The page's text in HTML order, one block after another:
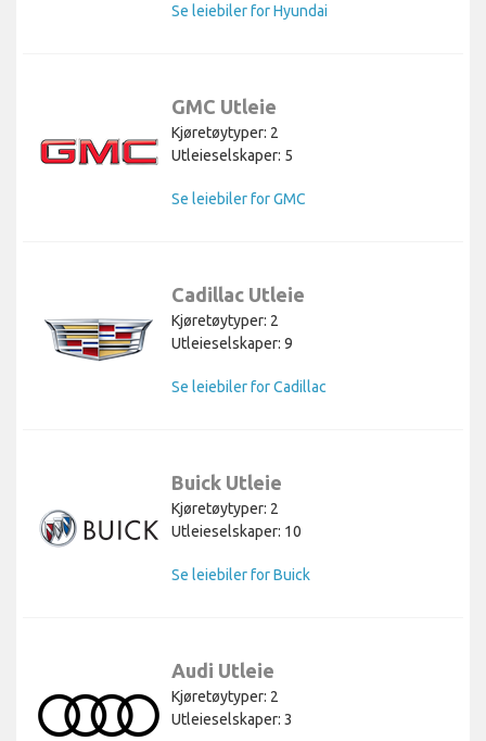
Se leiebiler for Hyundai
GMC Utleie
Kjøretøytyper: 2
Utleieselskaper: 5
Se leiebiler for GMC
Cadillac Utleie
Kjøretøytyper: 2
Utleieselskaper: 9
Se leiebiler for Cadillac
Buick Utleie
Kjøretøytyper: 2
Utleieselskaper: 10
Se leiebiler for Buick
Audi Utleie
Kjøretøytyper: 2
Utleieselskaper: 3